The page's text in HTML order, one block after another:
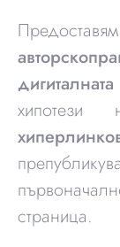
страница.